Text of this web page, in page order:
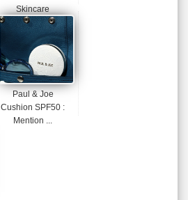
Skincare
Paul & Joe
Cushion SPF50 :
Mention ...